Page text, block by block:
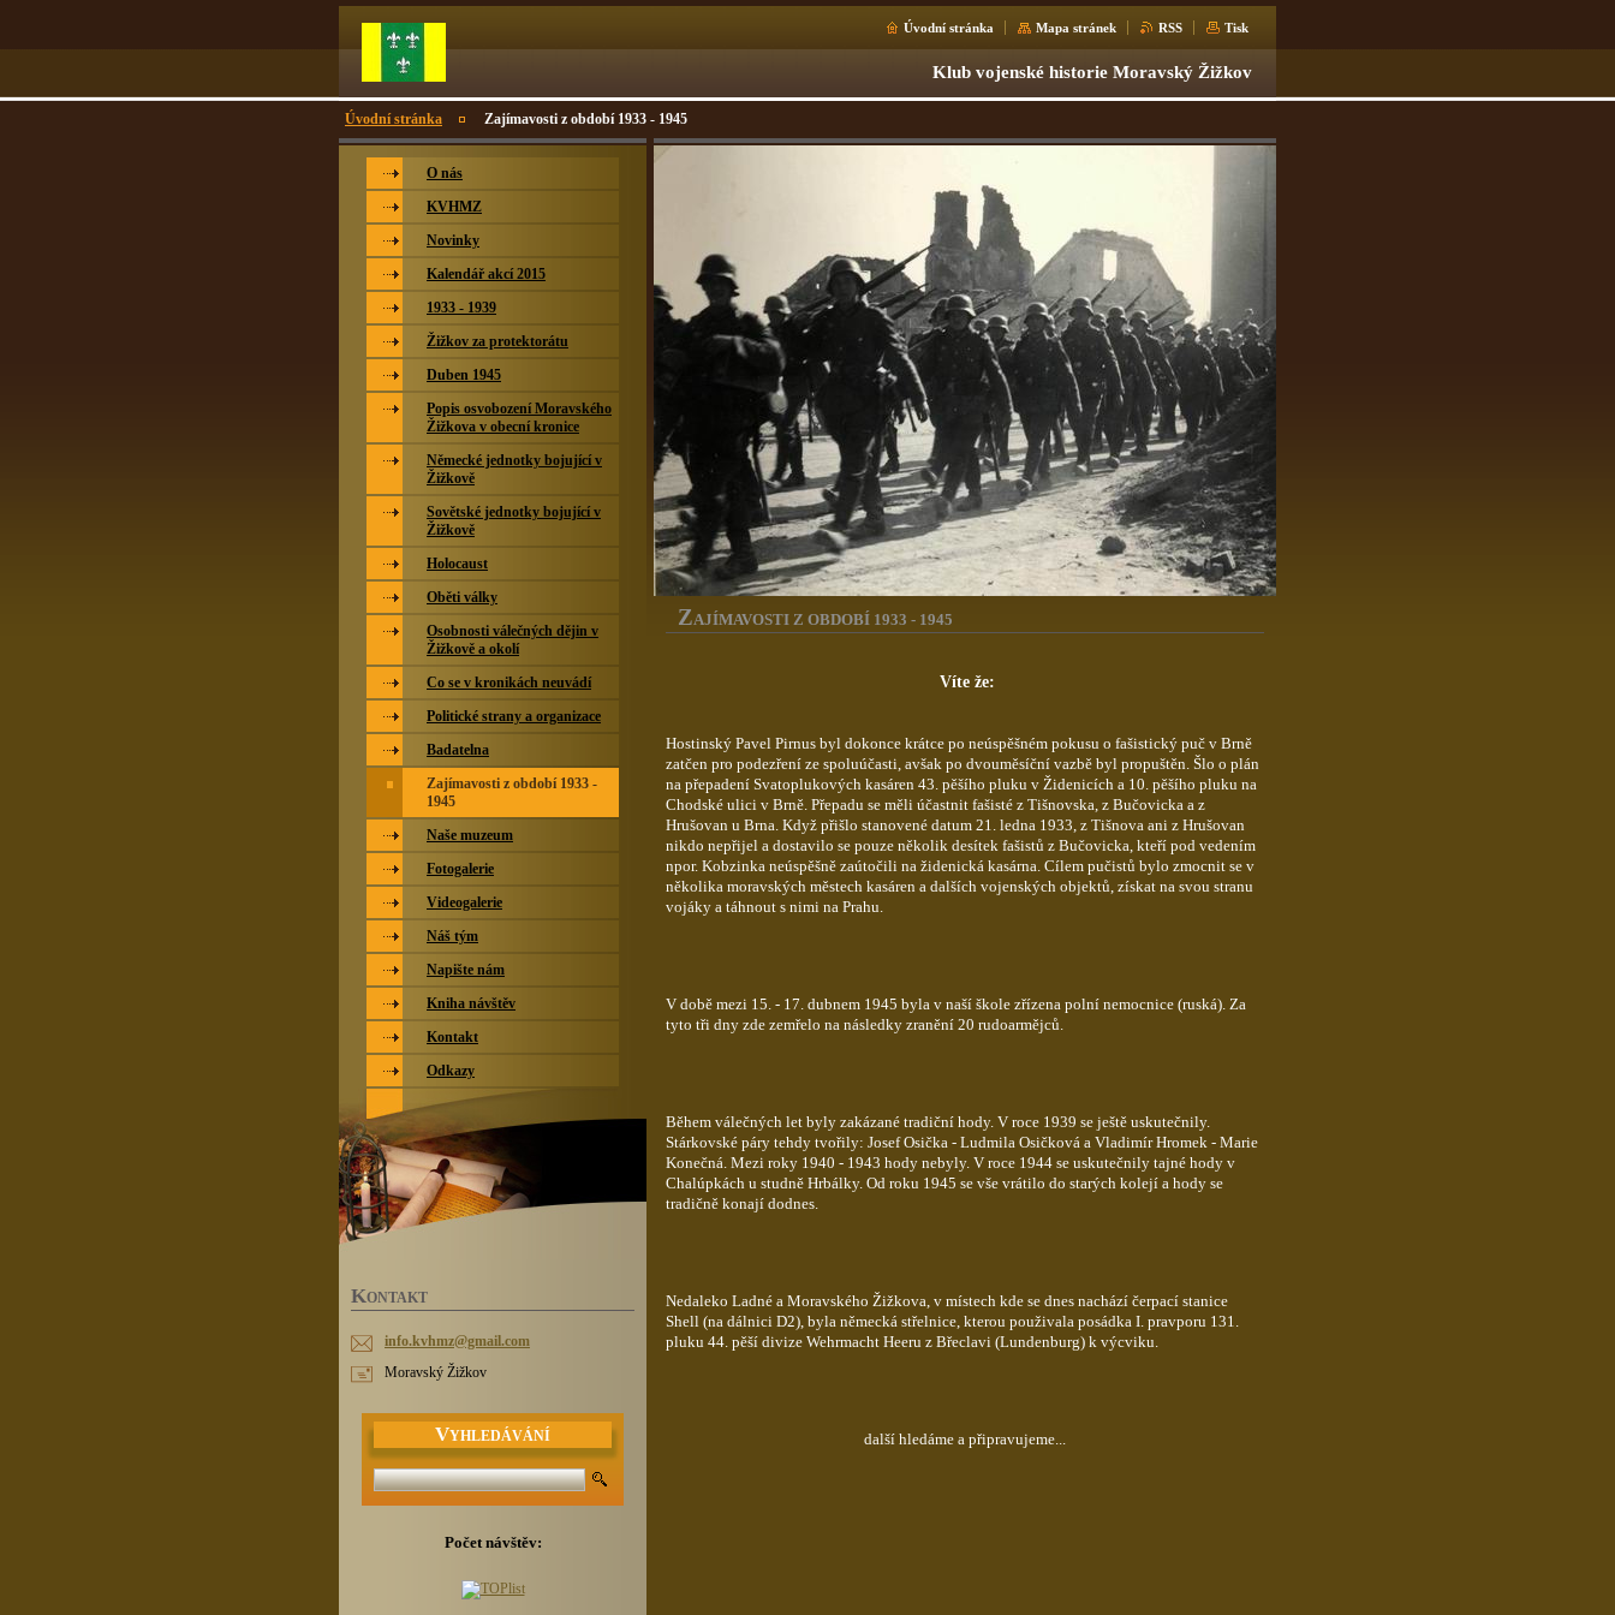
Úvodní stránka Mapa stránek RSS Tisk
Klub vojenské historie Moravský Žižkov
Úvodní stránka Zajímavosti z období 1933 - 1945
ZAJÍMAVOSTI Z OBDOBÍ 1933 - 1945
Víte že:
Hostinský Pavel Pirnus byl dokonce krátce po neúspěšném pokusu o fašistický puč v Brně
zatčen pro podezření ze spoluúčasti, avšak po dvouměsíční vazbě byl propuštěn. Šlo o plán
na přepadení Svatoplukových kasáren 43. pěšího pluku v Židenicích a 10. pěšího pluku na
Chodské ulici v Brně. Přepadu se měli účastnit fašisté z Tišnovska, z Bučovicka a z
Hrušovan u Brna. Když přišlo stanovené datum 21. ledna 1933, z Tišnova ani z Hrušovan
nikdo nepřijel a dostavilo se pouze několik desítek fašistů z Bučovicka, kteří pod vedením
npor. Kobzinka neúspěšně zaútočili na židenická kasárna. Cílem pučistů bylo zmocnit se v
několika moravských městech kasáren a dalších vojenských objektů, získat na svou stranu
vojáky a táhnout s nimi na Prahu.
V době mezi 15. - 17. dubnem 1945 byla v naší škole zřízena polní nemocnice (ruská). Za
tyto tři dny zde zemřelo na následky zranění 20 rudoarmějců.
Během válečných let byly zakázané tradiční hody. V roce 1939 se ještě uskutečnily.
Stárkovské páry tehdy tvořily: Josef Osička - Ludmila Osičková a Vladimír Hromek - Marie
Konečná. Mezi roky 1940 - 1943 hody nebyly. V roce 1944 se uskutečnily tajné hody v
Chalúpkách u studně Hrbálky. Od roku 1945 se vše vrátilo do starých kolejí a hody se
tradičně konají dodnes.
Nedaleko Ladné a Moravského Žižkova, v místech kde se dnes nachází čerpací stanice
Shell (na dálnici D2), byla německá střelnice, kterou použivala posádka I. pravporu 131.
pluku 44. pěší divize Wehrmacht Heeru z Břeclavi (Lundenburg) k výcviku.
další hledáme a připravujeme...
O nás
KVHMZ
Novinky
Kalendář akcí 2015
1933 - 1939
Žižkov za protektorátu
Duben 1945
Popis osvobození Moravského
Žižkova v obecní kronice
Německé jednotky bojující v
Žižkově
Sovětské jednotky bojující v
Žižkově
Holocaust
Oběti války
Osobnosti válečných dějin v
Žižkově a okolí
Co se v kronikách neuvádí
Politické strany a organizace
Badatelna
Zajímavosti z období 1933 -
1945
Naše muzeum
Fotogalerie
Videogalerie
Náš tým
Napište nám
Kniha návštěv
Kontakt
Odkazy
KONTAKT
info.kvhmz@gmail.com
Moravský Žižkov
VYHLEDÁVÁNÍ
Počet návštěv: